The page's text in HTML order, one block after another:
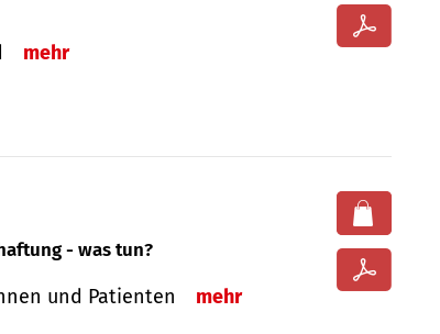
mehr
- was tun?
und Patienten mehr